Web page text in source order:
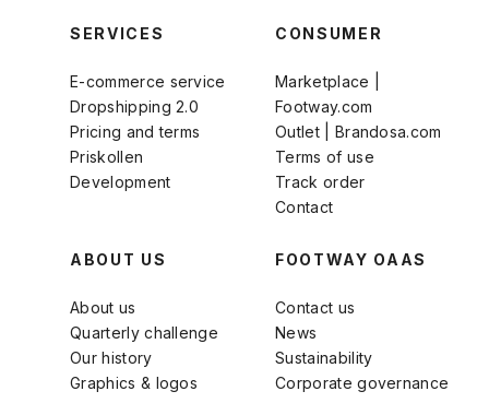
SERVICES
E-commerce service
Dropshipping 2.0
Pricing and terms
Priskollen
Development
CONSUMER
Marketplace |
Footway.com
Outlet | Brandosa.com
Terms of use
Track order
Contact
ABOUT US
About us
Quarterly challenge
Our history
Graphics & logos
FOOTWAY OAAS
Contact us
News
Sustainability
Corporate governance